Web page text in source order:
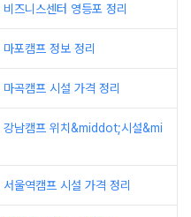
즈니스센터 영등포 정리
포캠프 정보 정리
곡캠프 시설 가격 정리
강남캠프 위치&middot;시설&mi
울역캠프 시설 가격 정리